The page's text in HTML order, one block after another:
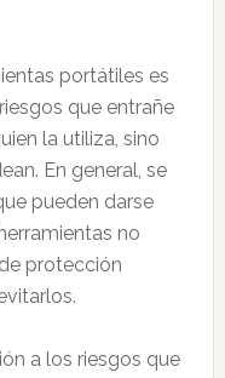
portátiles es
que entrañe
la utiliza, sino
En general, se
pueden darse
no
protección
a los riesgos que